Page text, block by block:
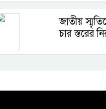
জাতীয়
চার স্তরের